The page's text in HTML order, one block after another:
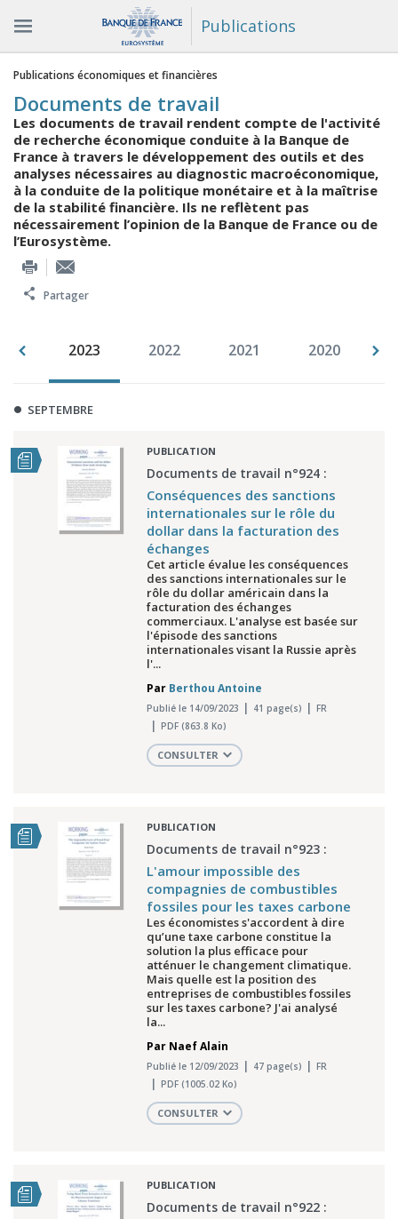
Publications
Vous êtes ici
Publications économiques et financières
Documents de travail
Les documents de travail rendent compte de l'activité
de recherche économique conduite à la Banque de
France à travers le développement des outils et des
analyses nécessaires au diagnostic macroéconomique,
à la conduite de la politique monétaire et à la maîtrise
de la stabilité financière. Ils ne reflètent pas
nécessairement l’opinion de la Banque de France ou de
l’Eurosystème.
Partager
2023 2022 2021 2020
SEPTEMBRE
PUBLICATION
Documents de travail n°924 :
Conséquences des sanctions
internationales sur le rôle du
dollar dans la facturation des
échanges
Cet article évalue les conséquences
des sanctions internationales sur le
rôle du dollar américain dans la
facturation des échanges
commerciaux. L'analyse est basée sur
l'épisode des sanctions
internationales visant la Russie après
l'...
Par Berthou Antoine
Publié le 14/09/2023 41 page(s)
FR
PDF (863.8 Ko)
CONSULTER
PUBLICATION
Documents de travail n°923 :
L'amour impossible des
compagnies de combustibles
fossiles pour les taxes carbone
Les économistes s'accordent à dire
qu’une taxe carbone constitue la
solution la plus efficace pour
atténuer le changement climatique.
Mais quelle est la position des
entreprises de combustibles fossiles
sur les taxes carbone? J'ai analysé
la...
Par Naef Alain
Publié le 12/09/2023 47 page(s)
FR
PDF (1005.02 Ko)
CONSULTER
PUBLICATION
Documents de travail n°922 :